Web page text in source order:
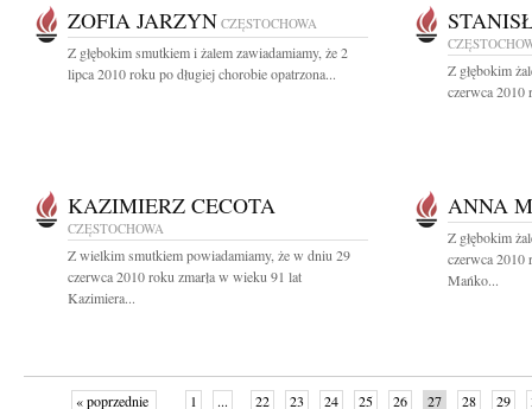
ZOFIA JARZYN CZĘSTOCHOWA
Z głębokim smutkiem i żalem zawiadamiamy, że 2
lipca 2010 roku po długiej chorobie opatrzona...
Z głębokim
czerwca 2010
KAZIMIERZ CECOTA
CZĘSTOCHOWA
Z wielkim smutkiem powiadamiamy, że w dniu 29
czerwca 2010 roku zmarła w wieku 91 lat
Kazimiera...
ANNA
Z głębokim
czerwca 2010
Mańko...
« poprzednie 1 ... 22 23 24 25 26 27 28 29